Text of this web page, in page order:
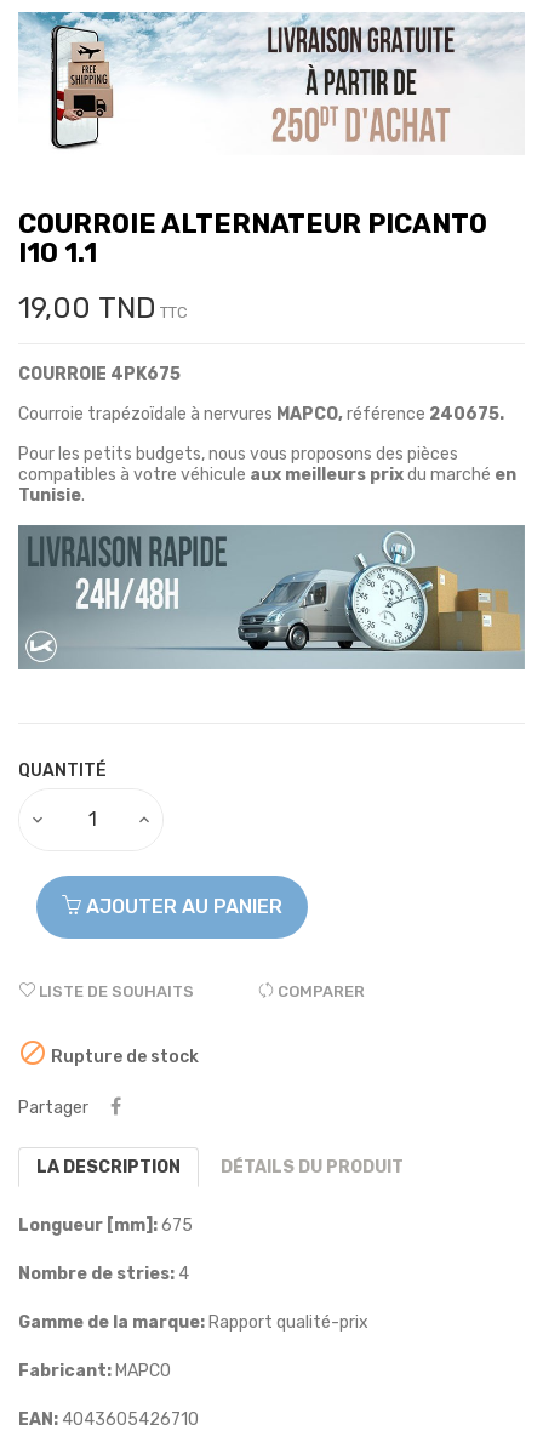
COURROIE ALTERNATEUR PICANTO
I10 1.1
19,00 TND TTC
COURROIE 4PK675
Courroie trapézoïdale à nervures MAPCO,référence 240675.
Pour les petits budgets, nous vous proposons des pièces
compatibles à votre véhicule aux meilleurs prixdu marché en
Tunisie.
QUANTITÉ
AJOUTER AU PANIER
LISTE DE SOUHAITS COMPARER
 Rupture de stock
Partager
LA DESCRIPTION DÉTAILS DU PRODUIT
Longueur [mm]:675
Nombre de stries: 4
Gamme de la marque: Rapport qualité-prix
Fabricant: MAPCO
EAN: 4043605426710